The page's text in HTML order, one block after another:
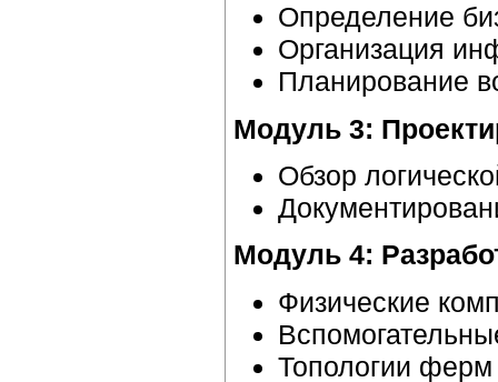
Определение
Организация
Планирование
Модуль 3:
Обзор
Модуль 4:
Физические
Топологии